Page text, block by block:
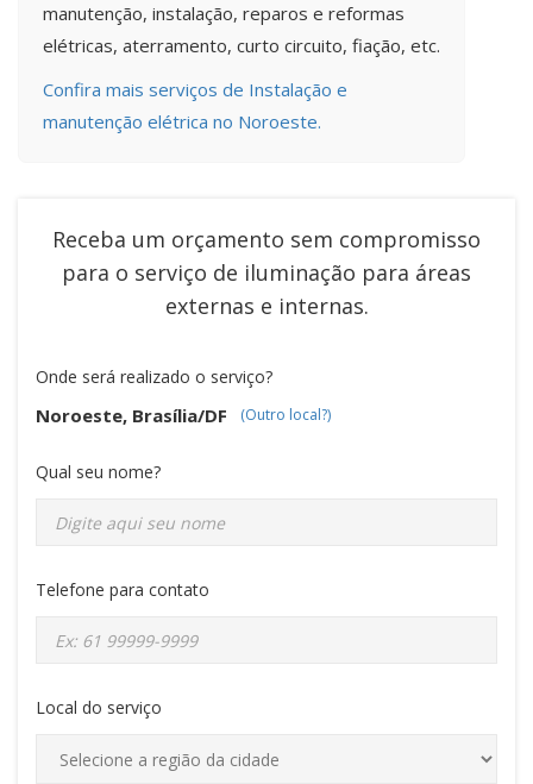
manutenção, instalação, reparos e reformas
elétricas, aterramento, curto circuito, fiação, etc.
Confira mais serviços de Instalação e
manutenção elétrica no Noroeste.
Receba um orçamento sem compromisso
para o serviço de iluminação para áreas
externas e internas.
Onde será realizado o serviço?
Noroeste, Brasília/DF (Outro local?)
Qual seu nome?
Telefone para contato
Local do serviço